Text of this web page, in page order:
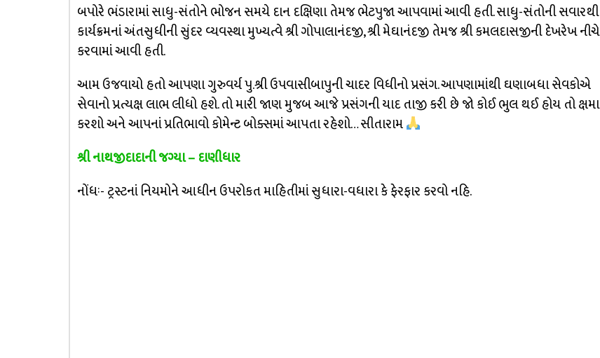
બપોરે ભંડારામાં સાધુ-સંતોને ભોજન સમયે દાન દક્ષિણા તેમજ ભેટપુજા આપવામાં આવી હતી. સાધુ-સંતોની સવારથી
કાર્યક્રમનાં અંતસુધીની સુંદર વ્યવસ્થા મુખ્યત્વે શ્રી ગોપાલાનંદજી, શ્રી મેઘાનંદજી તેમજ શ્રી કમલદાસજીની દેખરેખ નીચે
કરવામાં આવી હતી.
આમ ઉજવાયો હતો આપણા ગુરુવર્ય પુ.શ્રી ઉપવાસીબાપુની ચાદર વિધીનો પ્રસંગ. આપણામાંથી ઘણાબધા સેવકોએ
સેવાનો પ્રત્યક્ષ લાભ લીધો હશે. તો મારી જાણ મુજબ આજે પ્રસંગની યાદ તાજી કરી છે જો કોઈ ભુલ થઈ હોય તો ક્ષમા
કરશો અને આપનાં પ્રતિભાવો કોમેન્ટ બોક્સમાં આપતા રહેશો… સીતારામ
શ્રી નાથજીદાદાની જગ્યા – દાણીધાર
નોંધઃ- ટ્રસ્ટનાં નિયમોને આધીન ઉપરોકત માહિતીમાં સુધારા-વધારા કે ફેરફાર કરવો નહિ.